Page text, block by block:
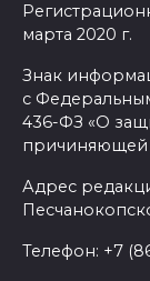
07
В
07
марта 2020 г.
Знак
с
436-ФЗ «О
причиняющей
Адрес
Телефон: +7